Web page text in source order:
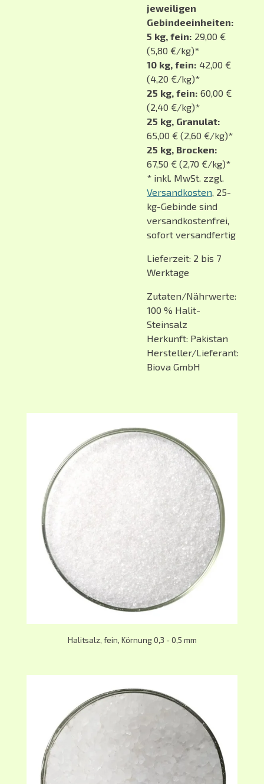
jeweiligen
Gebindeeinheiten:
5 kg, fein: 29,00 €
(5,80 €/kg)*
10 kg, fein: 42,00 €
(4,20 €/kg)*
25 kg, fein: 60,00 €
(2,40 €/kg)*
25 kg, Granulat:
65,00 € (2,60 €/kg)*
25 kg, Brocken:
67,50 € (2,70 €/kg)*
* inkl. MwSt. zzgl.
Versandkosten , 25-
kg-Gebinde sind
versandkostenfrei,
sofort versandfertig
Lieferzeit: 2 bis 7
Werktage
Zutaten/Nährwerte:
100 % Halit-
Steinsalz
Herkunft: Pakistan
Hersteller/Lieferant:
Biova GmbH
Halitsalz, fein, Körnung 0,3 - 0,5 mm